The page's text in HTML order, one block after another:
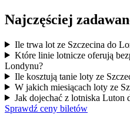
Najczęściej
Ile trwa lot ze Szczecina do
Które linie lotnicze oferują
Londynu?
Ile kosztują tanie loty ze
W jakich miesiącach loty ze
Jak dojechać z lotniska Luton
Sprawdź ceny biletów